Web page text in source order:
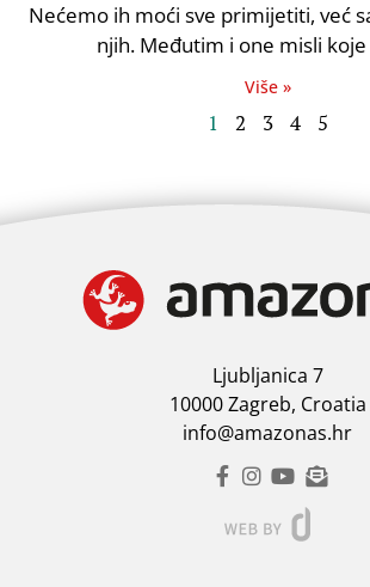
Nećemo ih moći sve primijetiti, već
njih. Međutim i one misli
Više »
1 2 3 4 5
Ljubljanica 7
10000 Zagreb, Croatia
info@amazonas.hr